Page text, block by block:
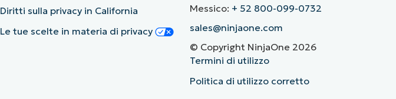
Diritti sulla privacy in California
Le tue scelte in materia di privacy
Messico: + 52 800-099-0732
sales@ninjaone.com
© Copyright NinjaOne 2026
Termini di utilizzo
Politica di utilizzo corretto